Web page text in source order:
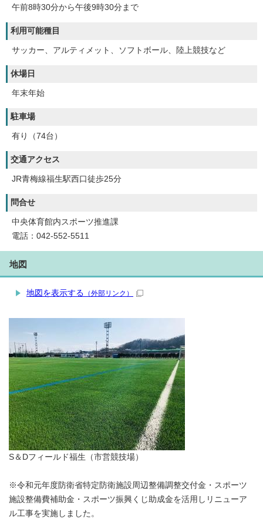
午前8時30分から午後9時30分まで
利用可能種目
サッカー、アルティメット、ソフトボール、陸上競技など
休場日
年末年始
駐車場
有り（74台）
交通アクセス
JR青梅線福生駅西口徒歩25分
問合せ
中央体育館内スポーツ推進課
電話：042-552-5511
地図
地図を表示する （外部リンク）
S＆Dフィールド福生（市営競技場）
※令和元年度防衛省特定防衛施設周辺整備調整交付金・スポーツ
施設整備費補助金・スポーツ振興くじ助成金を活用しリニューア
ル工事を実施しました。